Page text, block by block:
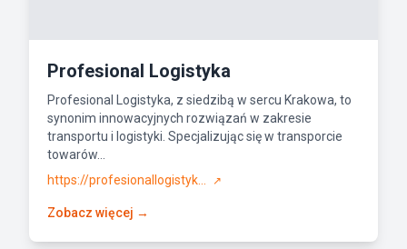
Profesional Logistyka
Profesional Logistyka, z siedzibą w sercu Krakowa, to
synonim innowacyjnych rozwiązań w zakresie
transportu i logistyki. Specjalizując się w transporcie
towarów...
https://profesionallogistyk...
↗
Zobacz więcej →